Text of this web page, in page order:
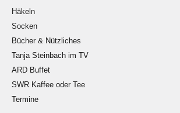
Häkeln
Socken
Bücher & Nützliches
Tanja Steinbach im TV
ARD Buffet
SWR Kaffee oder Tee
Termine